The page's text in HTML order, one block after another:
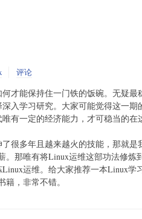
评论
才能保持住一门铁的饭碗。无疑最
入学习研究。大家可能觉得这一期
有一定的经济能力，才可稳当的在
很多年且越来越火的技能，那就是
那唯有将Linux运维这部功法修炼
运维。给大家推荐一本Linux学
，非常不错。